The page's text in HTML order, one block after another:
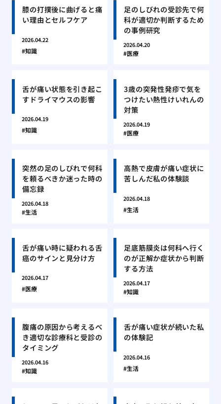
膝の打撲後に曲げると痛
い理由とセルフケア
2026.04.22
知識
足のしびれの受診先で何
科が適切か判断するため
の事例研究
2026.04.20
医療
舌が痛い状態を引き起こ
すドライマウスの影響
2026.04.19
知識
3歳の突発性発疹で気を
つけたい熱性けいれんの
対策
2026.04.19
医療
突然の足のしびれで何科
を頼るべきか迷った時の
備忘録
2026.04.18
生活
高熱で皮膚が痛い症状に
苦しんだ私の体験談
2026.04.18
生活
舌が痛い時に疑われる舌
癌のサインと見分け方
2026.04.17
医療
足底筋膜炎は何科へ行く
のが正解か症状から判断
する方法
2026.04.17
知識
腹痛の原因から考えるべ
き適切な診療科と受診の
タイミング
2026.04.16
知識
舌が痛い症状が続いた私
の体験記
2026.04.16
生活